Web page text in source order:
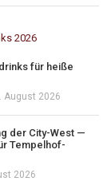
für heiße
August 2026
der City-West —
Tempelhof-
2026